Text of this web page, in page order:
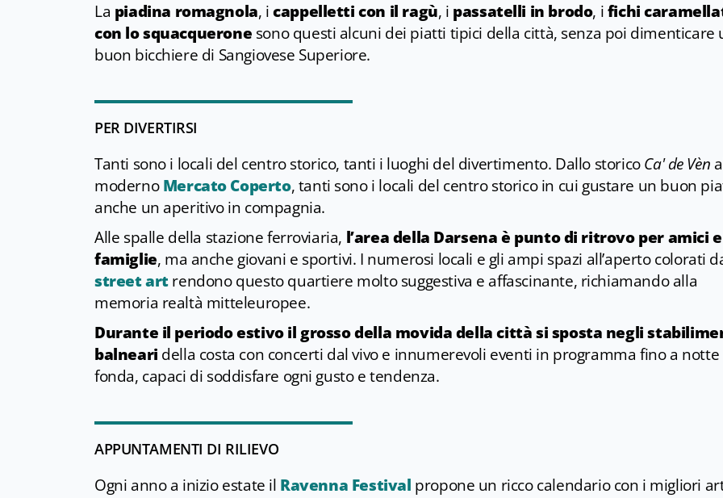
La piadina romagnola, icappelletti con il ragù, i passatelli in brodo, ifichi
con lo squacquerone sono questi alcuni dei piatti tipici della città, senza poi dimenticare
buon bicchiere di Sangiovese Superiore.
PER DIVERTIRSI
Tanti sono i locali del centro storico, tanti i luoghi del divertimento. Dallo storicoCa' de Vèn
modernoMercato Coperto, tanti sono i locali del centro storico in cui gustare un buon
anche un aperitivo in compagnia.
Alle spalle della stazione ferroviaria, l’area della Darsena è punto di ritrovo per amici e
famiglie, ma anche giovani e sportivi. I numerosi locali e gli ampi spazi all’aperto colorati
street artrendono questo quartiere molto suggestiva e affascinante, richiamando alla
memoria realtà mitteleuropee.
Durante il periodo estivo il grosso della movida della città si sposta negli
balneari della costa con concerti dal vivo e innumerevoli eventi in programma fino a notte
fonda, capaci di soddisfare ogni gusto e tendenza.
APPUNTAMENTI DI RILIEVO
Ogni anno a inizio estate il Ravenna Festival propone un ricco calendario con i migliori